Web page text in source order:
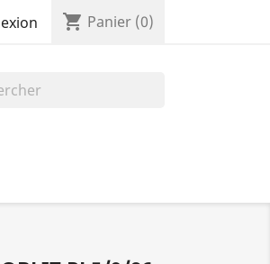
shopping_cart Panier (0)